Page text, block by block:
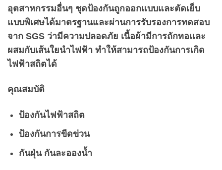
อุตสาหกรรมอื่นๆ ชุดป้องกันถูกออกแบบและตัดเย็บ
แบบพิเศษได้มาตรฐานและผ่านการรับรองการทดสอบ
จาก SGS ว่ามีความปลอดภัย เนื้อผ้ามีการถักทอและ
ผสมกับเส้นใยนำไฟฟ้า ทำให้สามารถป้องกันการเกิด
ไฟฟ้าสถิตได้
คุณสมบัติ
ป้องกันไฟฟ้าสถิต
ป้องกันการขีดข่วน
กันฝุ่น กันละอองน้ำ